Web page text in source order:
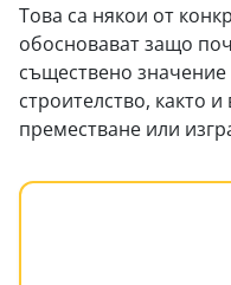
Това са някои от
обосновават защо
съществено
строителство, както
преместване или